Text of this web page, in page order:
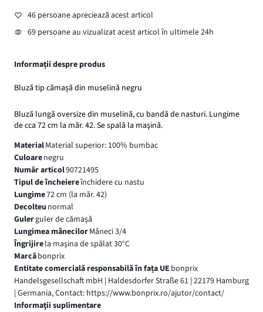
46 persoane apreciează acest articol
69 persoane au vizualizat acest articol în ultimele 24h
Informații despre produs
Bluză tip cămașă din muselină negru
Bluză lungă oversize din muselină, cu bandă de nasturi. Lungime
de cca 72 cm la măr. 42. Se spală la maşină.
MaterialMaterial superior: 100% bumbac
Culoarenegru
Număr articol90721495
Tipul de încheiereînchidere cu nastu
Lungime72 cm (la măr. 42)
Decolteu normal
Gulerguler de cămaşă
Lungimea mânecilorMâneci 3/4
Îngrijirela maşina de spălat 30°C
Marcăbonprix
Entitate comercială responsabilă în fața UE bonprix
Handelsgesellschaft mbH | Haldesdorfer Straße 61 | 22179 Hamburg
| Germania, Contact: https://www.bonprix.ro/ajutor/contact/
Informaţii suplimentare